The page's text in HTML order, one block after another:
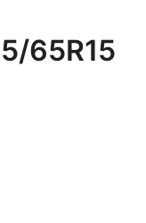
65R15